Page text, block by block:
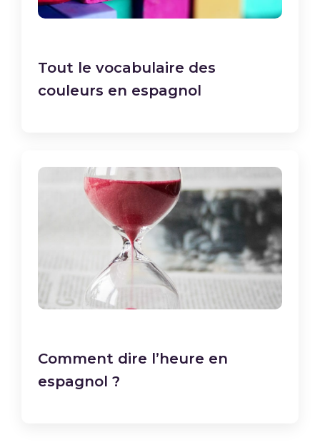
Tout le vocabulaire des
couleurs en espagnol
Comment dire l’heure en
espagnol ?